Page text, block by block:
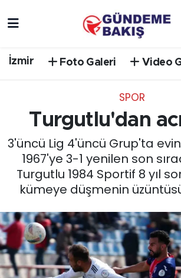
İzmir Foto Galeri Video
SPOR
Turgutlu'dan
3'üncü Lig 4'üncü Grup'ta
1967'ye 3-1 yenilen son
Turgutlu 1984 Sportif 8 yıl
kümeye düşmenin
EGE
EĞİTİM
EKONOMİ
English News
GÜNCEL
Süper Lig Puan Durumu ve
Tüm Manşetler
Son Dakika Haberleri
Haber Arşivi